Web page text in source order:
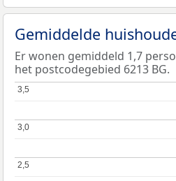
Gemiddelde
Er wonen gemiddeld 1,7
het postcodegebied 6213 BG.
2,5
2,5
3,0
3,0
3,5
3,5